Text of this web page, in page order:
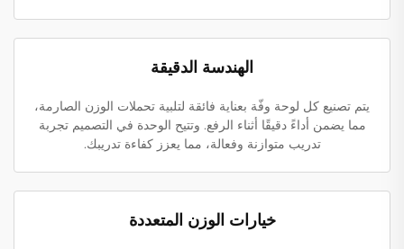
الهندسة الدقيقة
يتم تصنيع كل لوحة وفّة بعناية فائقة لتلبية تحملات الوزن الصارمة،
مما يضمن أداءً دقيقًا أثناء الرفع. وتتيح الوحدة في التصميم تجربة
تدريب متوازنة وفعالة، مما يعزز كفاءة تدريبك.
خيارات الوزن المتعددة